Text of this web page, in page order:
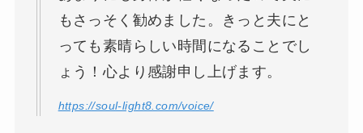
もさっそく勧めました。きっと夫にと
っても素晴らしい時間になることでし
ょう！心より感謝申し上げます。
https://soul-light8.com/voice/